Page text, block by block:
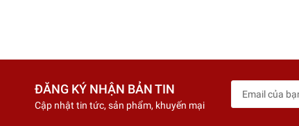
ĐĂNG KÝ NHẬN BẢN TIN
Cập nhật tin tức, sản phẩm, khuyến mại